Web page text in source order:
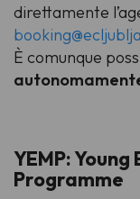
direttamente
È comunque
YEMP:
Programme